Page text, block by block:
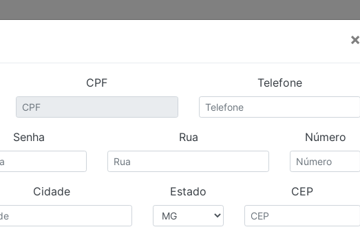
×
CPF Telefone
Senha Rua Número
Cidade Estado CEP
click AQUI para fazer seu pedido!!!